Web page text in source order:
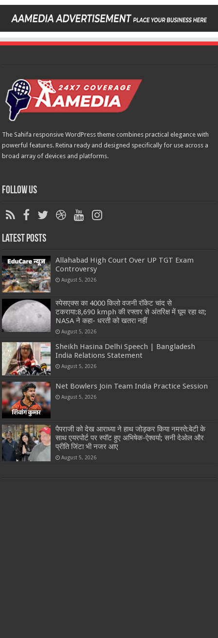
The Sahifa responsive WordPress theme combines practical elegance with
powerful features. Retina ready and designed specifically for use across a
broad array of devices and platforms.
Follow Us
Latest Posts
Allahabad High Court Over UP TGT Exam
Controversy
August 5, 2026
स्पेसएक्स का 4000 किलो वजनी रॉकेट चांद से
टकराया:8,690 kmph की रफ्तार से अंतरिक्ष में घूम रहा था;
NASA ने कहा- धरती को खतरा नहीं
August 5, 2026
Sheikh Hasina Delhi Speech | Bangladesh
India Relations Statement
August 5, 2026
Net Bowlers Join Team India Practice Session
August 5, 2026
पैपराजी को देख आराध्या ने हाथ जोड़कर किया नमस्ते:बेटी के
साथ एयरपोर्ट पर स्पॉट हुए अभिषेक-ऐश्वर्या; सनी देओल और
प्रीति जिंटा भी नजर आए
August 5, 2026